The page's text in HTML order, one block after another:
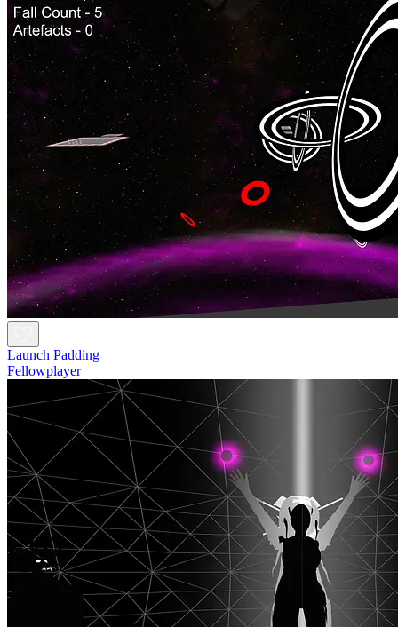
Launch Padding
Fellowplayer